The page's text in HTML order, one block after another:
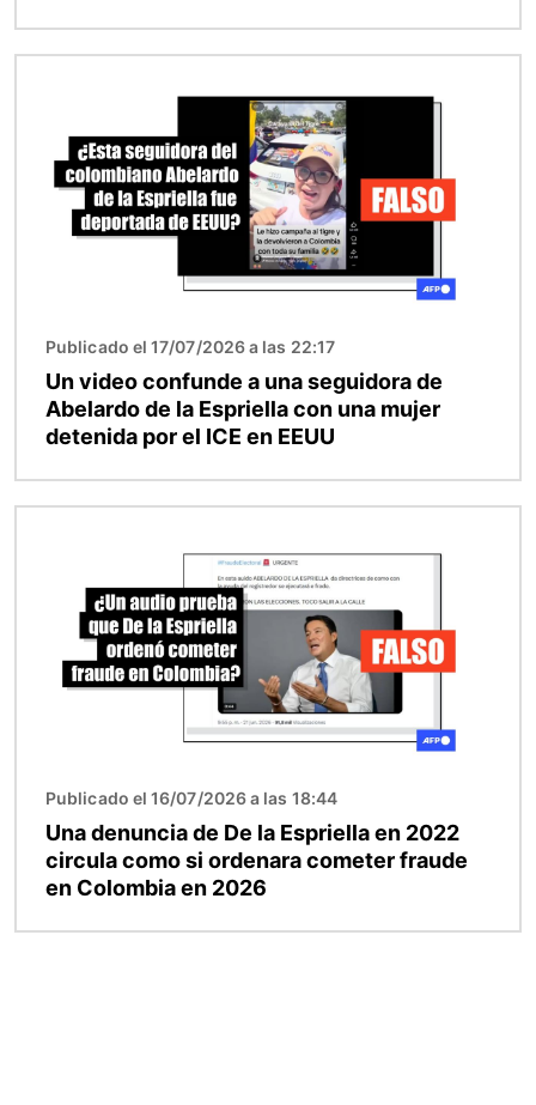
Publicado el 17/07/2026 a las 22:17
Un video confunde a una seguidora de
Abelardo de la Espriella con una mujer
detenida por el ICE en EEUU
Publicado el 16/07/2026 a las 18:44
Una denuncia de De la Espriella en 2022
circula como si ordenara cometer fraude
en Colombia en 2026